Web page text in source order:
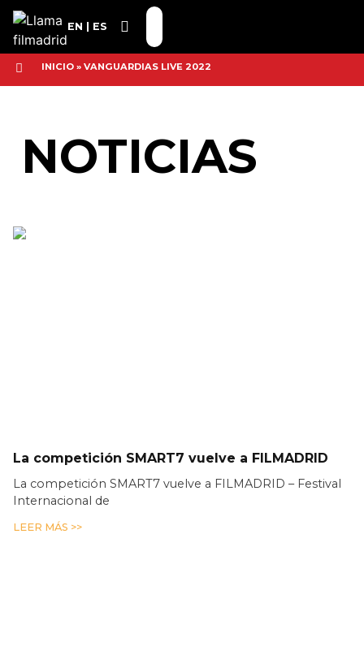
EN ES
INICIO » VANGUARDIAS LIVE 2022
NOTICIAS
La competición SMART7 vuelve a FILMADRID
La competición SMART7 vuelve a FILMADRID – Festival
Internacional de
LEER MÁS >>